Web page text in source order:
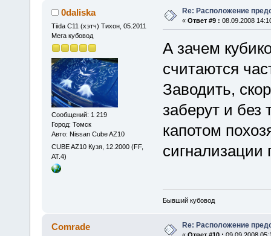
0daliska
Tiida C11 (хэтч) Тихон, 05.2011
Мега кубовод
Сообщений: 1 219
Город: Томск
Авто: Nissan Cube AZ10
CUBE AZ10 Кузя, 12.2000 (FF,
АТ.4)
Re: Расположение
« Ответ #9 : 08.09.2008
А зачем
считаются
Заводить,
заберут и без
капотом
сигнализации
Бывший кубовод
Comrade Re: Расположение